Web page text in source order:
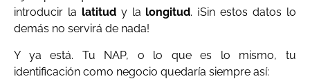
introducir la latitudy la longitud. ¡Sin estos datos lo
demás no servirá de nada!
Y ya está. Tu NAP, o lo que es lo mismo, tu
identificación como negocio quedaría siempre así: